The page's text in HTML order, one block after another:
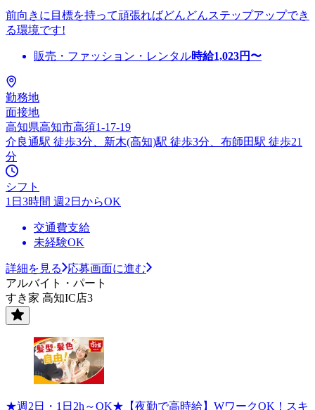
前向きに目標を持って頑張ればどんどんステップアップでき
る環境です!
販売・ファッション・レンタル時給1,023円〜
勤務地
面接地
高知県高知市高須1-17-19
介良通駅 徒歩3分、新木(高知)駅 徒歩3分、布師田駅 徒歩21
分
シフト
1日3時間 週2日からOK
交通費支給
未経験OK
詳細を見る
応募画面に進む
アルバイト・パート
すき家 高知IC店3
★週2日・1日2h～OK★【夜勤で高時給】WワークOK！スキ